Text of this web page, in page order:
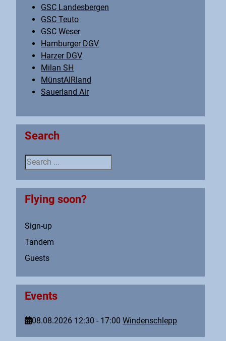
GSC Landesbergen
GSC Teuto
GSC Weser
Hamburger DGV
Harzer DGV
Milan SH
MünstAIRland
Sauerland Air
Search
Search ...
Flying soon?
Sign-up
Tandem
Guests
Events
08.08.2026 12:30 - 17:00 Windenschlepp